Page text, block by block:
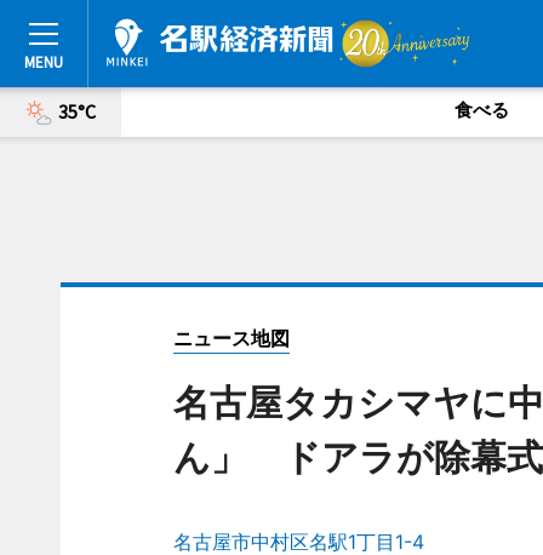
35°C 食べる
ニュース地図
名古屋タカシマヤに
ん」 ドアラが除幕式
名古屋市中村区名駅1丁目1-4